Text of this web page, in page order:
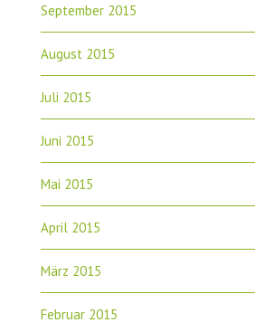
September 2015
August 2015
Juli 2015
Juni 2015
Mai 2015
April 2015
März 2015
Februar 2015